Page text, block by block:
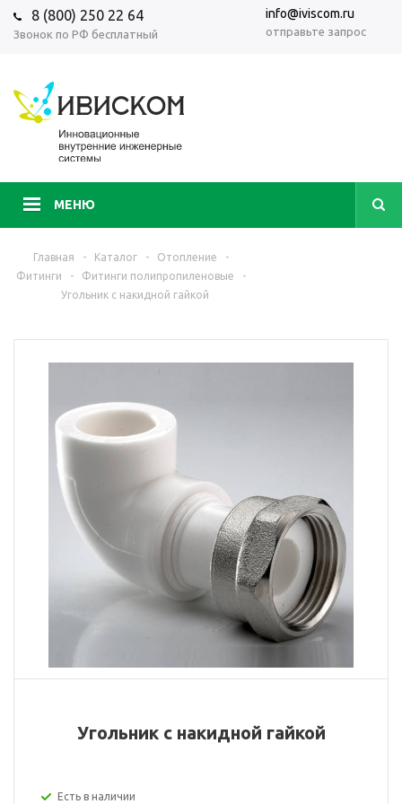
8 (800) 250 22 64
Звонок по РФ бесплатный
info@iviscom.ru
отправьте запрос
МЕНЮ
Главная - Каталог - Отопление
-
Фитинги
- Фитинги полипропиленовые
-
Угольник с накидной гайкой
Угольник с накидной гайкой
Есть в наличии